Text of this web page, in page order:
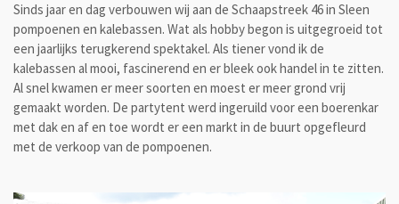
Sinds jaar en dag verbouwen wij aan de Schaapstreek 46 in Sleen
pompoenen en kalebassen. Wat als hobby begon is uitgegroeid tot
een jaarlijks terugkerend spektakel. Als tiener vond ik de
kalebassen al mooi, fascinerend en er bleek ook handel in te zitten.
Al snel kwamen er meer soorten en moest er meer grond vrij
gemaakt worden. De partytent werd ingeruild voor een boerenkar
met dak en af en toe wordt er een markt in de buurt opgefleurd
met de verkoop van de pompoenen.